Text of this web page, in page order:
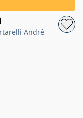
André